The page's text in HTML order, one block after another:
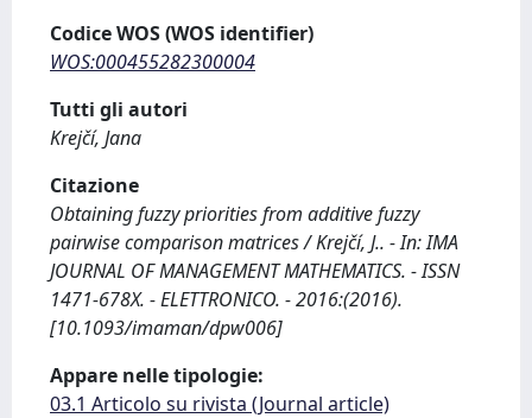
Codice WOS (WOS identifier)
WOS:000455282300004
Tutti gli autori
Krejčí, Jana
Citazione
Obtaining fuzzy priorities from additive fuzzy
pairwise comparison matrices / Krejčí, J.. - In: IMA
JOURNAL OF MANAGEMENT MATHEMATICS. - ISSN
1471-678X. - ELETTRONICO. - 2016:(2016).
[10.1093/imaman/dpw006]
Appare nelle tipologie:
03.1 Articolo su rivista (Journal article)